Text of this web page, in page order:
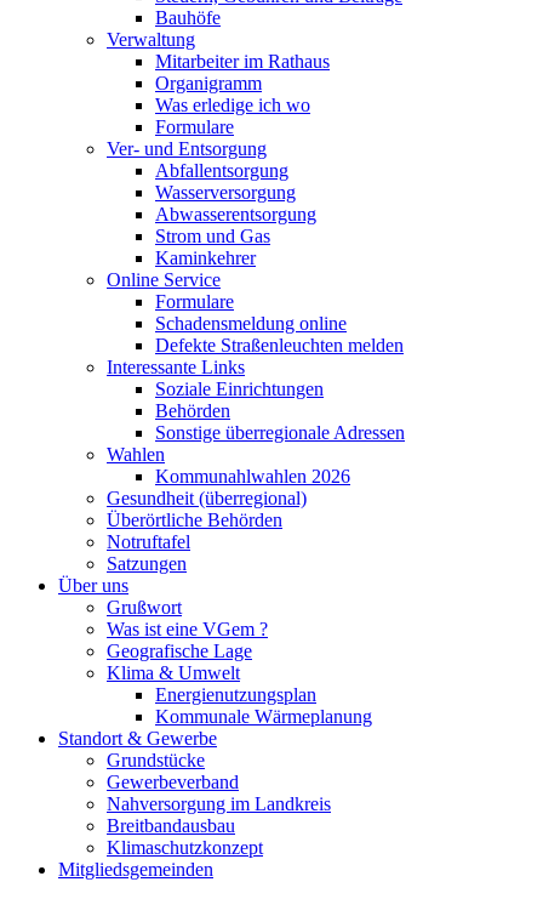
Bauhöfe
Verwaltung
Mitarbeiter im Rathaus
Organigramm
Was erledige ich wo
Formulare
Ver- und Entsorgung
Abfallentsorgung
Wasserversorgung
Abwasserentsorgung
Strom und Gas
Kaminkehrer
Online Service
Formulare
Schadensmeldung online
Defekte Straßenleuchten melden
Interessante Links
Soziale Einrichtungen
Behörden
Sonstige überregionale Adressen
Wahlen
Kommunahlwahlen 2026
Gesundheit (überregional)
Überörtliche Behörden
Notruftafel
Satzungen
Über uns
Grußwort
Was ist eine VGem ?
Geografische Lage
Klima & Umwelt
Energienutzungsplan
Kommunale Wärmeplanung
Standort & Gewerbe
Grundstücke
Gewerbeverband
Nahversorgung im Landkreis
Breitbandausbau
Klimaschutzkonzept
Mitgliedsgemeinden